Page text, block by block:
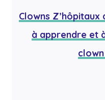
Clowns Z’hôpitaux
à apprendre et